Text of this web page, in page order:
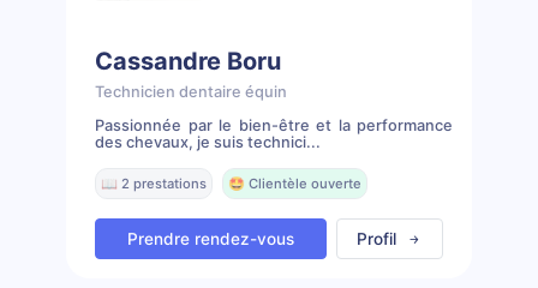
Cassandre Boru
Technicien dentaire équin
Passionnée par le bien-être et la performance
des chevaux, je suis technici...
📖 2 prestations 🤩 Clientèle ouverte
Prendre rendez-vous Profil